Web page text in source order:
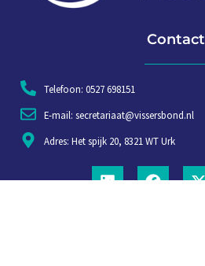
Contact
Telefoon: 0527 698151
E-mail: secretariaat@vissersbond.nl
Adres: Het spijk 20, 8321 WT Urk